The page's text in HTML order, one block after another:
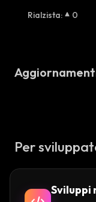
Rialzista: 0
Per
Sviluppi